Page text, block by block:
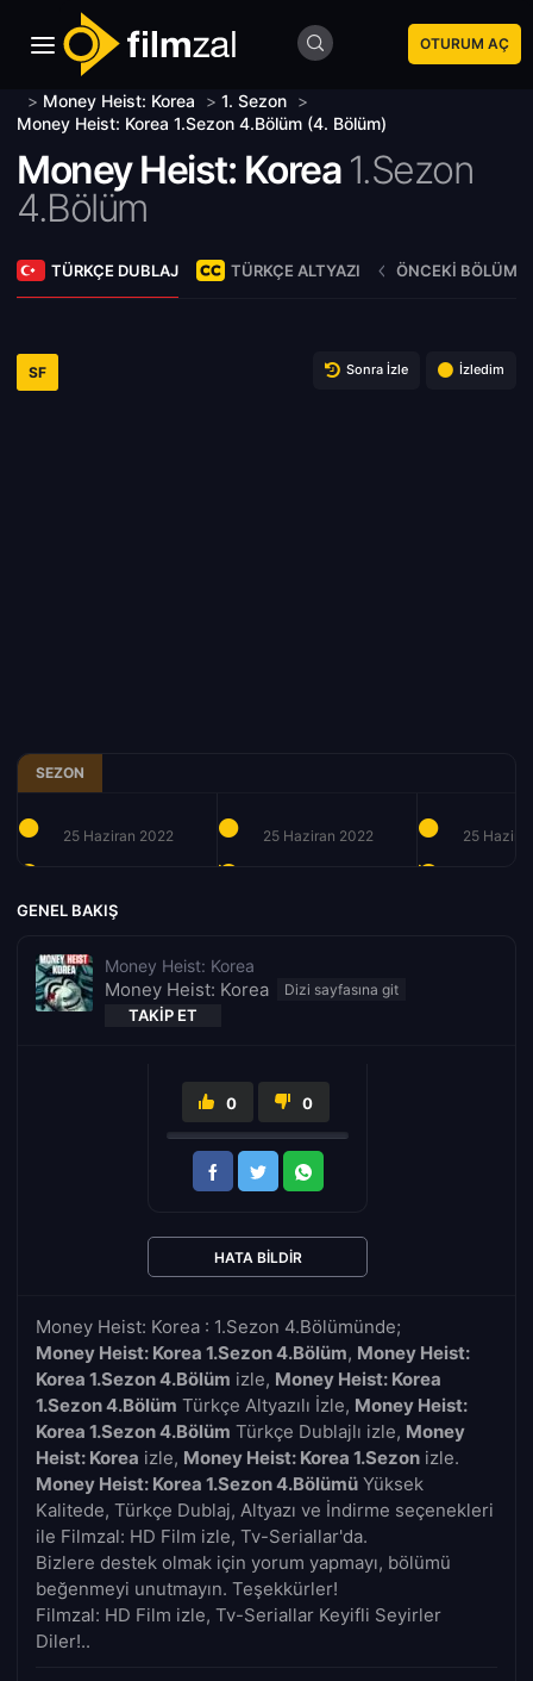
OTURUM AÇ
> Money Heist: Korea > 1. Sezon >
Money Heist: Korea 1.Sezon 4.Bölüm (4. Bölüm)
Money Heist: Korea 1.Sezon
4.Bölüm
TÜRKÇE DUBLAJ TÜRKÇE ALTYAZI ÖNCEKI BÖLÜM
SF Sonra İzle İzledim
SEZON
25 Haziran 2022 25 Haziran 2022 25
GENEL BAKIŞ
Money Heist: Korea
Money Heist: Korea
TAKIP ET
Money Heist: Korea : 1.Sezon 4.Bölümünde;
Money Heist: Korea 1.Sezon 4.Bölüm, Money Heist:
Korea 1.Sezon 4.Bölüm izle, Money Heist: Korea
1.Sezon 4.Bölüm Türkçe Altyazılı İzle, Money Heist:
Korea 1.Sezon 4.Bölüm Türkçe Dublajlı izle, Money
Heist: Korea izle, Money Heist: Korea 1.Sezon izle.
Money Heist: Korea 1.Sezon 4.Bölümü Yüksek
Kalitede, Türkçe Dublaj, Altyazı ve İndirme seçenekleri
ile Filmzal: HD Film izle, Tv-Seriallar'da.
Bizlere destek olmak için yorum yapmayı, bölümü
beğenmeyi unutmayın. Teşekkürler!
Filmzal: HD Film izle, Tv-Seriallar Keyifli Seyirler
Diler!..
0 0
HATA BILDIR